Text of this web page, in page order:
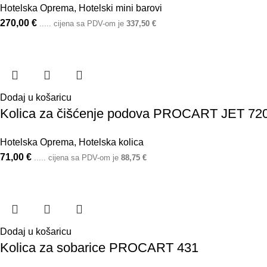
Hotelska Oprema, Hotelski mini barovi
270,00 € ..... cijena sa PDV-om je 337,50 €
Dodaj u košaricu
Kolica za čišćenje podova PROCART JET
Hotelska Oprema, Hotelska kolica
71,00 € ..... cijena sa PDV-om je 88,75 €
Dodaj u košaricu
Kolica za sobarice PROCART 431